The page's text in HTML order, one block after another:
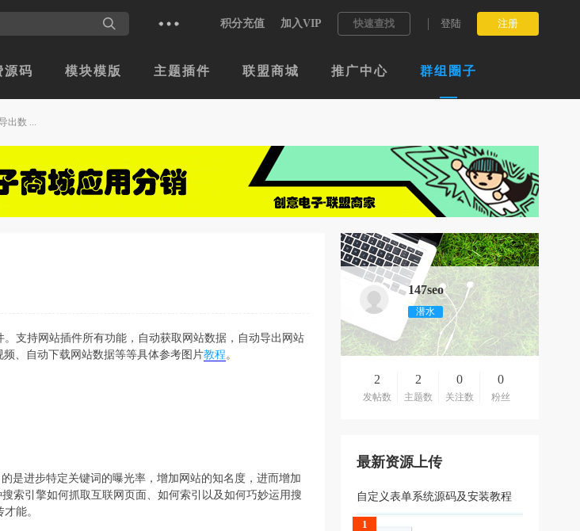
积分充值 加入VIP 快速查找 登陆 注册
源码 模块模版 主题插件 联盟商城 推广中心 群组圈子
出数 ...
147seo
潜水
2
发帖数
2
主题数
0
关注数
0
粉丝
最新资源上传
自定义表单系统源码及安装教程
1
支持网站插件所有功能，自动获取网站数据，自动导出网站
、自动下载网站数据等等具体参考图片教程。
是进步特定关键词的曝光率，增加网站的知名度，进而增加
索引擎如何抓取互联网页面、如何索引以及如何巧妙运用搜
能。